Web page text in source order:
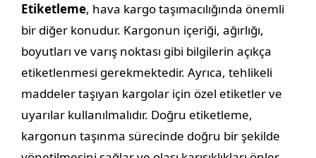
Etiketleme, hava kargo taşımacılığında önemli
bir diğer konudur. Kargonun içeriği, ağırlığı,
boyutları ve varış noktası gibi bilgilerin açıkça
etiketlenmesi gerekmektedir. Ayrıca, tehlikeli
maddeler taşıyan kargolar için özel etiketler ve
uyarılar kullanılmalıdır. Doğru etiketleme,
kargonun taşınma sürecinde doğru bir şekilde